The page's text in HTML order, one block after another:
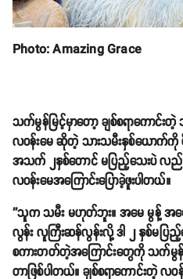
Photo: Amazing Grace
သက်မွန်မြင့်မှာတော့ ချစ်စရာကောင်းတဲ့
လဝန်းမေ ဆိုတဲ့ သားသမီးနှစ်ယောက်ကို
အသက် ၂နှစ်တောင် မပြည့်သေးပဲ လ
လဝန်းမေအကြောင်းပြောခဲ့ဖူးပါတယ်။
''သူက သမီး မဟုတ်ဘူး။ အမေ မွန့် အ
လွန်း လူကြီးဆန်လွန်းလို့ ဒါ ၂ နှစ်မပြ
စကားတတ်တဲ့အကြောင်းတွေကို သက်မွန်မ
တာဖြစ်ပါတယ်။ ချစ်စရာကောင်းတဲ့